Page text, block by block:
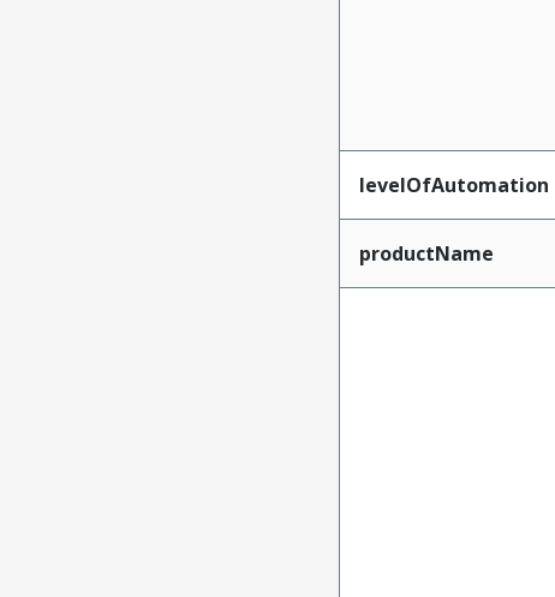
levelOfAutomation
productName